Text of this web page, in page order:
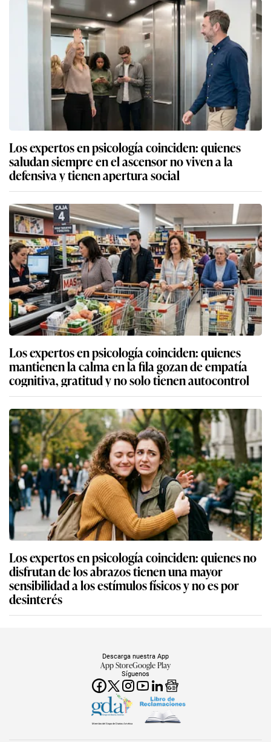
Los expertos en psicología coinciden: quienes
saludan siempre en el ascensor no viven a la
defensiva y tienen apertura social
Los expertos en psicología coinciden: quienes
mantienen la calma en la fila gozan de empatía
cognitiva, gratitud y no solo tienen autocontrol
Los expertos en psicología coinciden: quienes no
disfrutan de los abrazos tienen una mayor
sensibilidad a los estímulos físicos y no es por
desinterés
Síguenos
Descarga nuestra App
App StoreGoogle Play
Miembro del Grupo de Diarios América